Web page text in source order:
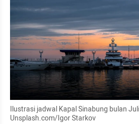
Ilustrasi jadwal Kapal Sinabung bulan
Unsplash.com/Igor Starkov